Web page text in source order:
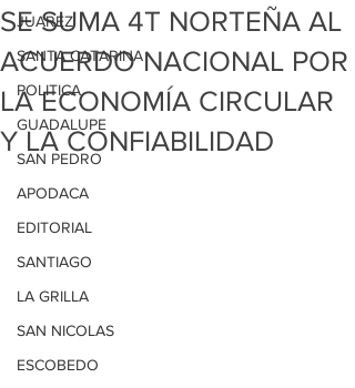
JUAREZ
SANTA CATARINA
POLITICA
GUADALUPE
SAN PEDRO
APODACA
EDITORIAL
SANTIAGO
LA GRILLA
SAN NICOLAS
ESCOBEDO
SE SUMA 4T NORTEÑA AL
ACUERDO NACIONAL POR
LA ECONOMÍA CIRCULAR
Y LA CONFIABILIDAD